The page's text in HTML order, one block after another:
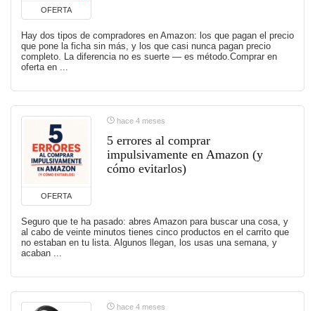
OFERTA
Hay dos tipos de compradores en Amazon: los que pagan el precio
que pone la ficha sin más, y los que casi nunca pagan precio
completo. La diferencia no es suerte — es método.Comprar en
oferta en ...
OFERTA
hace 4 meses
5 errores al comprar
impulsivamente en Amazon (y
cómo evitarlos)
Seguro que te ha pasado: abres Amazon para buscar una cosa, y
al cabo de veinte minutos tienes cinco productos en el carrito que
no estaban en tu lista. Algunos llegan, los usas una semana, y
acaban ...
hace 4 meses